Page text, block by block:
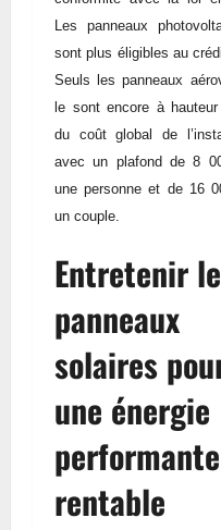
Les panneaux
sont plus éligibles au
Seuls les panneaux
le sont encore à
du coût global de
avec un plafond de 8
une personne et de 16
un couple.
Entretenir
panneaux
solaires
une énergie
rentable